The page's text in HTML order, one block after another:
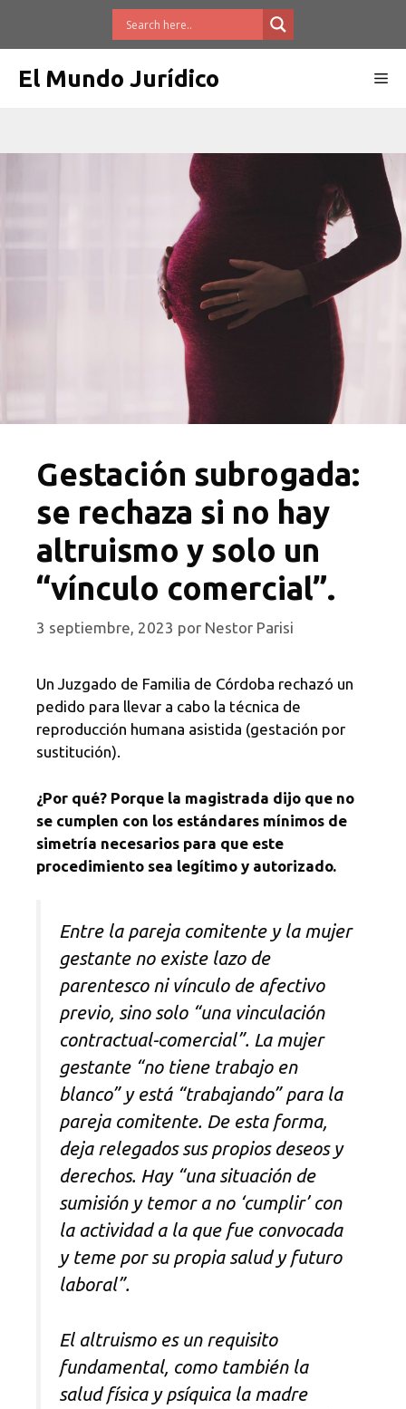
El Mundo Jurídico
Gestación subrogada:
se rechaza si no hay
altruismo y solo un
“vínculo comercial”.
3 septiembre, 2023 por Nestor Parisi
Un Juzgado de Familia de Córdoba rechazó un
pedido para llevar a cabo la técnica de
reproducción humana asistida (gestación por
sustitución).
¿Por qué? Porque la magistrada dijo que no
se cumplen con los estándares mínimos de
simetría necesarios para que este
procedimiento sea legítimo y autorizado.
Entre la pareja comitente y la mujer
gestante no existe lazo de
parentesco ni vínculo de afectivo
previo, sino solo “una vinculación
contractual-comercial”. La mujer
gestante “no tiene trabajo en
blanco” y está “trabajando” para la
pareja comitente. De esta forma,
deja relegados sus propios deseos y
derechos. Hay “una situación de
sumisión y temor a no ‘cumplir’ con
la actividad a la que fue convocada
y teme por su propia salud y futuro
laboral”.
El altruismo es un requisito
fundamental, como también la
salud física y psíquica la madre